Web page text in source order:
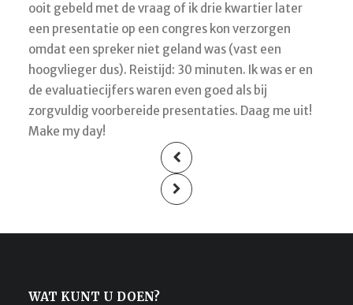
ooit gebeld met de vraag of ik drie kwartier later
een presentatie op een congres kon verzorgen
omdat een spreker niet geland was (vast een
hoogvlieger dus). Reistijd: 30 minuten. Ik was er en
de evaluatiecijfers waren even goed als bij
zorgvuldig voorbereide presentaties. Daag me uit!
Make my day!
WAT KUNT U DOEN?